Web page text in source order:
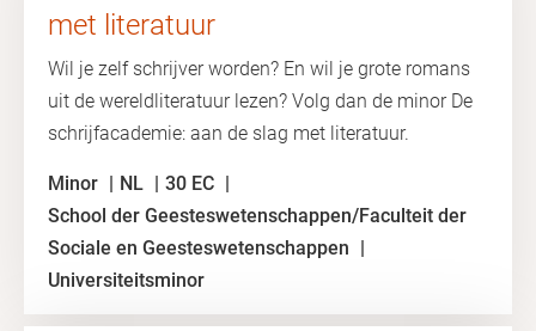
met literatuur
Wil je zelf schrijver worden? En wil je grote romans
uit de wereldliteratuur lezen? Volg dan de minor De
schrijfacademie: aan de slag met literatuur.
Minor NL
30 EC
School der Geesteswetenschappen/Faculteit der
Sociale en Geesteswetenschappen
Universiteitsminor